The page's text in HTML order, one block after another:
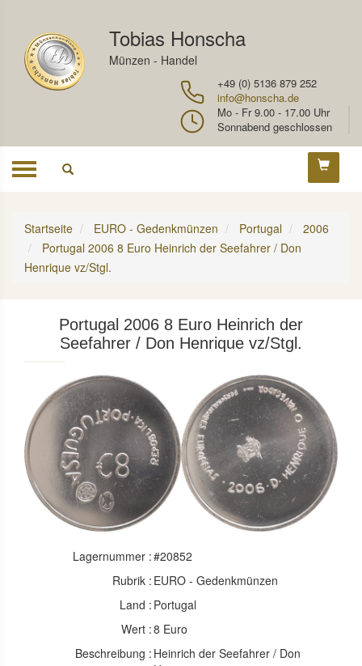
Tobias Honscha
Münzen - Handel
+49 (0) 5136 879 252
info@honscha.de
Mo - Fr 9.00 - 17.00 Uhr
Sonnabend geschlossen
Toggle
Startseite EURO - Gedenkmünzen Portugal
2006
Portugal 2006 8 Euro Heinrich der Seefahrer / Don
Henrique vz/Stgl.
Portugal 2006 8 Euro Heinrich der
Seefahrer / Don Henrique vz/Stgl.
Lagernummer :#20852
Rubrik : EURO - Gedenkmünzen
Land : Portugal
Wert :8 Euro
Beschreibung : Heinrich der Seefahrer / Don